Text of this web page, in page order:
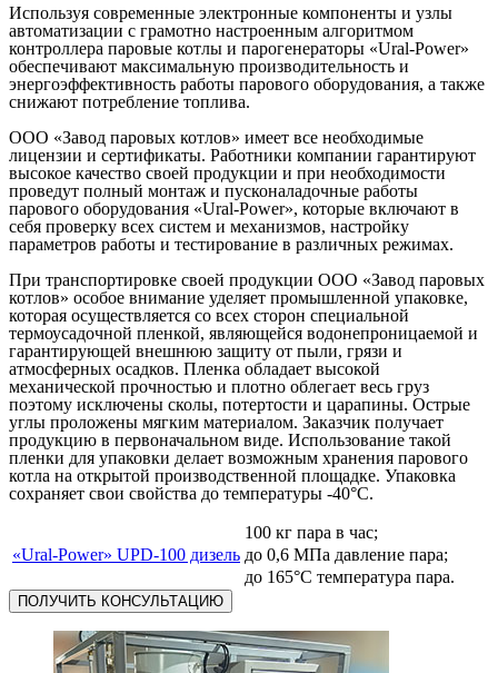
Используя современные электронные компоненты и узлы
автоматизации с грамотно настроенным алгоритмом
контроллера паровые котлы и парогенераторы «Ural-Power»
обеспечивают максимальную производительность и
энергоэффективность работы парового оборудования, а также
снижают потребление топлива.
ООО «Завод паровых котлов» имеет все необходимые
лицензии и сертификаты. Работники компании гарантируют
высокое качество своей продукции и при необходимости
проведут полный монтаж и пусконаладочные работы
парового оборудования «Ural-Power», которые включают в
себя проверку всех систем и механизмов, настройку
параметров работы и тестирование в различных режимах.
При транспортировке своей продукции ООО «Завод паровых
котлов» особое внимание уделяет промышленной упаковке,
которая осуществляется со всех сторон специальной
термоусадочной пленкой, являющейся водонепроницаемой и
гарантирующей внешнюю защиту от пыли, грязи и
атмосферных осадков. Пленка обладает высокой
механической прочностью и плотно облегает весь груз
поэтому исключены сколы, потертости и царапины. Острые
углы проложены мягким материалом. Заказчик получает
продукцию в первоначальном виде. Использование такой
пленки для упаковки делает возможным хранения парового
котла на открытой производственной площадке. Упаковка
сохраняет свои свойства до температуры -40°С.
«Ural-Power» UPD-100 дизель
100 кг пара в час;
до 0,6 МПа давление пара;
до 165°С температура пара.
ПОЛУЧИТЬ КОНСУЛЬТАЦИЮ